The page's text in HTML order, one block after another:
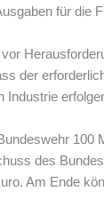
für die
der
100
des
Am Ende